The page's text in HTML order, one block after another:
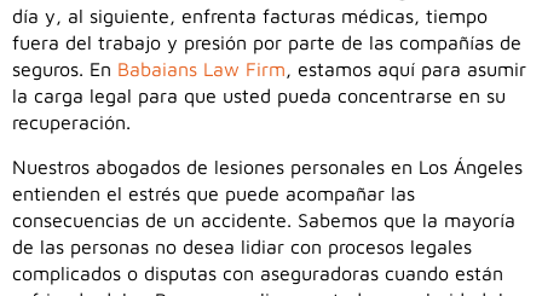
día y, al siguiente, enfrenta facturas médicas, tiempo
fuera del trabajo y presión por parte de las compañías de
seguros. En Babaians Law Firm, estamos aquí para asumir
la carga legal para que usted pueda concentrarse en su
recuperación.
Nuestros abogados de lesiones personales en Los Ángeles
entienden el estrés que puede acompañar las
consecuencias de un accidente. Sabemos que la mayoría
de las personas no desea lidiar con procesos legales
complicados o disputas con aseguradoras cuando están